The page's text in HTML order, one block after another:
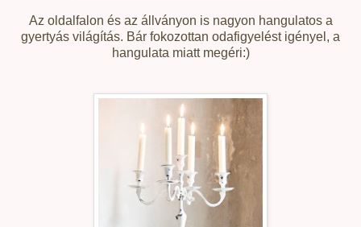
Az oldalfalon és az állványon is nagyon hangulatos a
gyertyás világítás. Bár fokozottan odafigyelést igényel, a
hangulata miatt megéri:)